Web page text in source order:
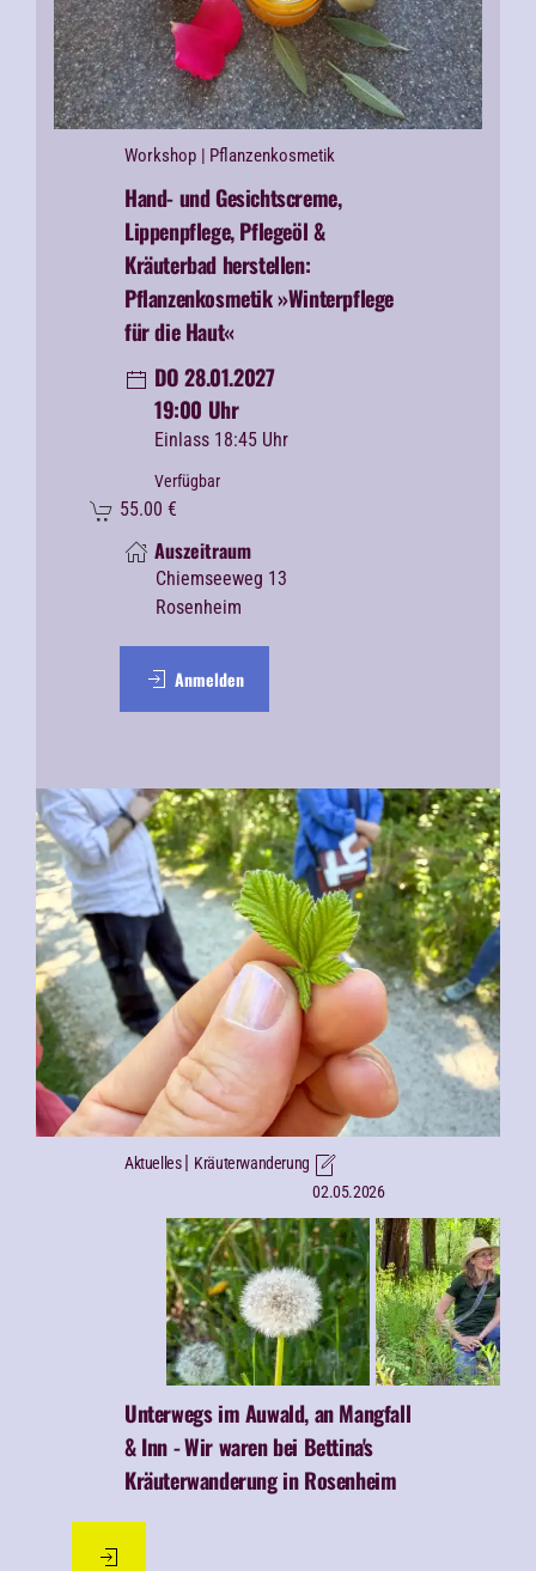
Workshop | Pflanzenkosmetik
Hand- und Gesichtscreme,
Lippenpflege, Pflegeöl &
Kräuterbad herstellen:
Pflanzenkosmetik »Winterpflege
für die Haut«
DO 28.01.2027
19:00 Uhr
Einlass 18:45 Uhr
Verfügbar
55.00 €
Auszeitraum
Chiemseeweg 13
Rosenheim
Anmelden
Aktuelles
Kräuterwanderung
02.05.2026
Unterwegs im Auwald, an Mangfall
& Inn -Wir waren bei Bettina's
Kräuterwanderung in Rosenheim